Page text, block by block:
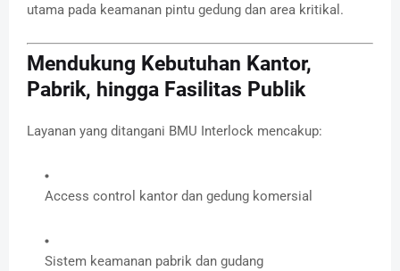
utama pada keamanan pintu gedung dan area kritikal.
Mendukung Kebutuhan Kantor,
Pabrik, hingga Fasilitas Publik
Layanan yang ditangani BMU Interlock mencakup:
Access control kantor dan gedung komersial
Sistem keamanan pabrik dan gudang